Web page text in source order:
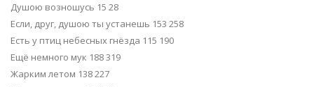
Душою возношусь 15 28
Если, друг, душою ты устанешь 153 258
Есть у птиц небесных гнёзда 115 190
Ещё немного мук 188 319
Жарким летом 138 227